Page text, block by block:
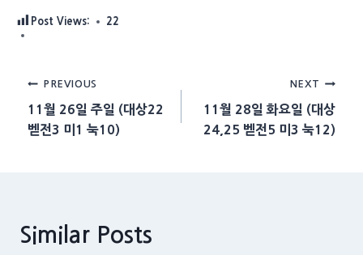
Post Views: 22
Post
navigation
PREVIOUS
11월 26일 주일 (대상22
벧전3 미1 눅10)
NEXT
11월 28일 화요일 (대상
24,25 벧전5 미3 눅12)
Similar Posts